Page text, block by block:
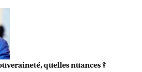
quelles nuances ?